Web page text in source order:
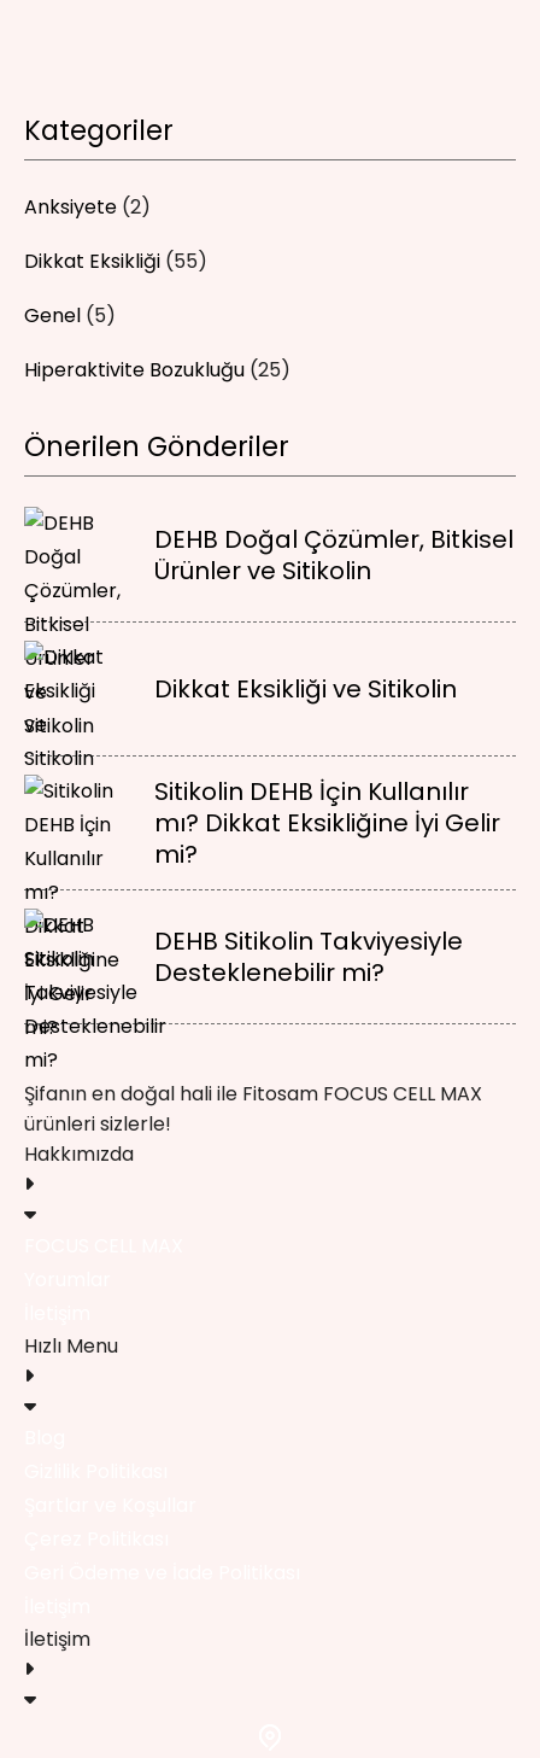
Kategoriler
Anksiyete (2)
Dikkat Eksikliği (55)
Genel (5)
Hiperaktivite Bozukluğu (25)
Önerilen Gönderiler
DEHB Doğal Çözümler, Bitkisel
Ürünler ve Sitikolin
Dikkat Eksikliği ve Sitikolin
Sitikolin DEHB İçin Kullanılır
mı? Dikkat Eksikliğine İyi Gelir
mi?
DEHB Sitikolin Takviyesiyle
Desteklenebilir mi?
Şifanın en doğal hali ile Fitosam FOCUS CELL MAX
ürünleri sizlerle!
Hakkımızda
Hızlı Menu
İletişim